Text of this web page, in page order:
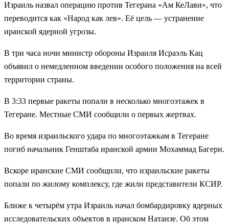
Израиль назвал операцию против Тегерана «Ам КеЛави», что
переводится как «Народ как лев». Её цель — устранение
иранской ядерной угрозы.
В три часа ночи министр обороны Израиля Исраэль Кац
объявил о немедленном введении особого положения на всей
территории страны.
В 3:33 первые ракеты попали в несколько многоэтажек в
Тегеране. Местные СМИ сообщили о первых жертвах.
Во время израильского удара по многоэтажкам в Тегеране
погиб начальник Генштаба иранской армии Мохаммад Багери.
Вскоре иранские СМИ сообщили, что израильские ракеты
попали по жилому комплексу, где жили представители КСИР.
Ближе к четырём утра Израиль начал бомбардировку ядерных
исследовательских объектов в иранском Натанзе. Об этом